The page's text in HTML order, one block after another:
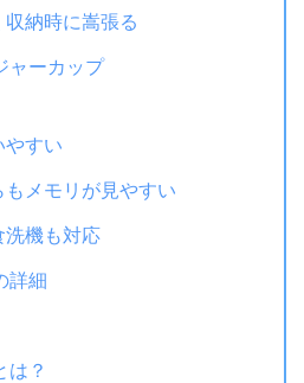
納時に嵩張る
ャーカップ
やすい
もメモリが見やすい
洗機も対応
詳細
は？